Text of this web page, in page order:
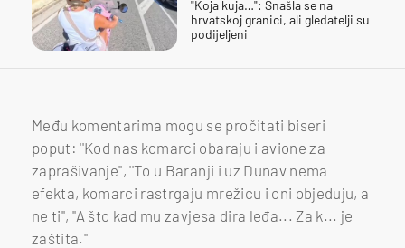
"Koja kuja…": Snašla se na
hrvatskoj granici, ali gledatelji su
podijeljeni
Među komentarima mogu se pročitati biseri
poput: ''Kod nas komarci obaraju i avione za
zaprašivanje'', ''To u Baranji i uz Dunav nema
efekta, komarci rastrgaju mrežicu i oni objeduju, a
ne ti'', ''A što kad mu zavjesa dira leđa... Za k... je
zaštita.''